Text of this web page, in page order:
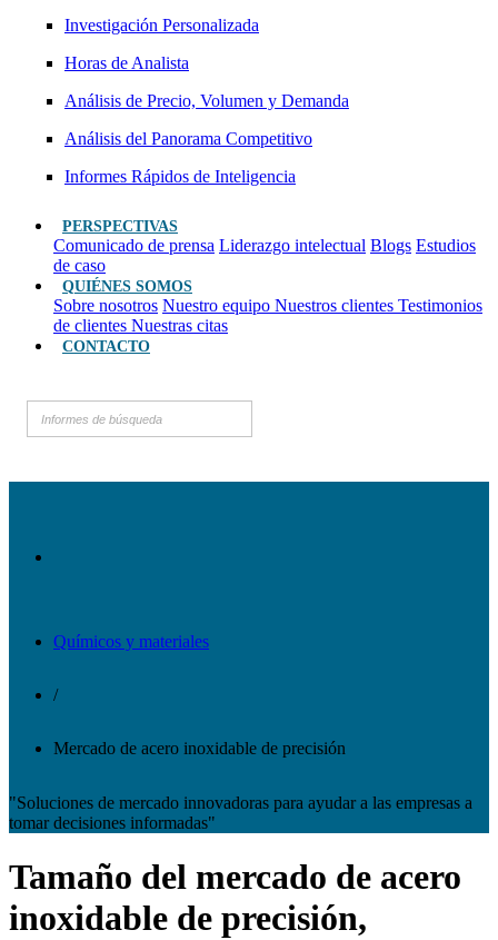
Investigación Personalizada
Horas de Analista
Análisis de Precio, Volumen y Demanda
Análisis del Panorama Competitivo
Informes Rápidos de Inteligencia
PERSPECTIVAS
Comunicado de prensa Liderazgo intelectual Blogs Estudios
de caso
QUIÉNES SOMOS
Sobre nosotros Nuestro equipo Nuestros clientes Testimonios
de clientes Nuestras citas
CONTACTO
Químicos y materiales
/
Mercado de acero inoxidable de precisión
"Soluciones de mercado innovadoras para ayudar a las empresas a
tomar decisiones informadas"
Tamaño del mercado de acero
inoxidable de precisión,